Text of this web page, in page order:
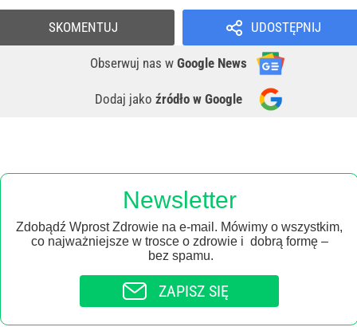
UDOSTĘPNIJ
Obserwuj nas w Google News
Dodaj jako źródło w Google
SKOMENTUJ
Newsletter
Zdobądź Wprost Zdrowie na e-mail. Mówimy o wszystkim,
co najważniejsze w trosce o zdrowie i dobrą formę –
bez spamu.
ZAPISZ SIĘ